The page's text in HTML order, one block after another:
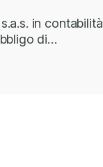
in contabilità
di…